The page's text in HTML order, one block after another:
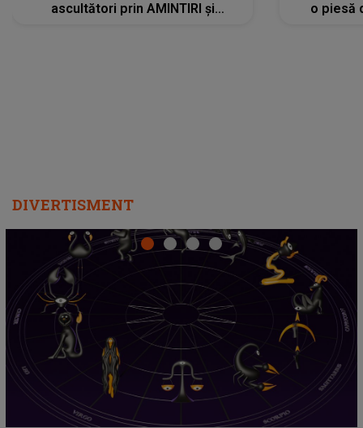
ascultători prin AMINTIRI și
o piesă
DIVERTISMENT